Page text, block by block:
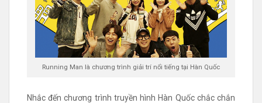
Running Man là chương trình giải trí nổi tiếng tại Hàn Quốc
Nhắc đến chương trình truyền hình Hàn Quốc chắc chắn